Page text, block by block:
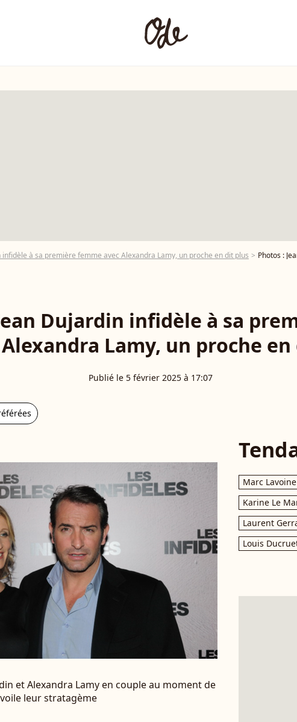
infidèle à sa première femme avec Alexandra Lamy, un proche en dit plus Photos : Jean
Dujardin infidèle à sa
Lamy, un proche
Publié le 5 février 2025 à 17:07
et Alexandra Lamy en couple au moment de
leur stratagème
Marc Lavoine
Karine Le
Laurent
Louis